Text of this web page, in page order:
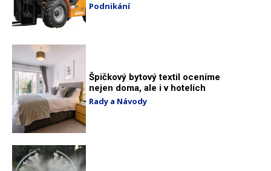
Podnikání
Špičkový bytový textil oceníme
nejen doma, ale i v hotelích
Rady a Návody